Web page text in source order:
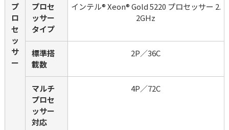
プ
ロ
セ
ッ
サ
ー
プロセ
ッサー
タイプ
インテル® Xeon® Gold 5220 プロセッサー 2.
2GHz
標準搭
載数
2P／36C
マルチ
プロセ
ッサー
対応
4P／72C